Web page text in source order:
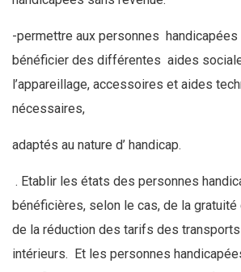
-permettre aux personnes handicapées
bénéficier des différentes aides
l’appareillage, accessoires et aides
nécessaires,
adaptés au nature d’ handicap.
. Etablir les états des personnes
bénéficières, selon le cas, de la
de la réduction des tarifs des
intérieurs. Et les personnes